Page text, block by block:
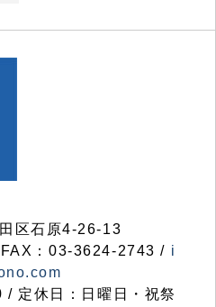
区石原4-26-13
：03-3624-2743 / i
定休日：日曜日・祝祭